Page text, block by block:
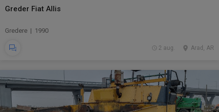
Greder Fiat Allis
Gredere | 1990
Arad, AR
2 aug.